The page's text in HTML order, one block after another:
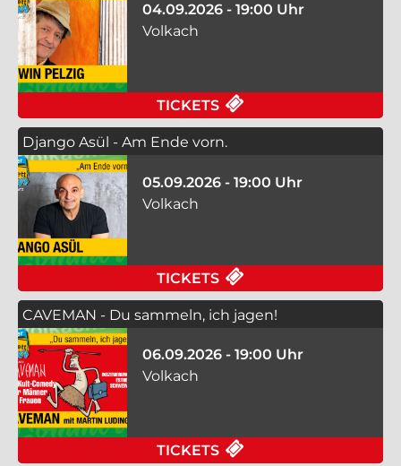
04.09.2026 - 19:00 Uhr
Volkach
TICKETS
Django Asül - Am Ende vorn.
05.09.2026 - 19:00 Uhr
Volkach
TICKETS
CAVEMAN - Du sammeln, ich jagen!
06.09.2026 - 19:00 Uhr
Volkach
TICKETS